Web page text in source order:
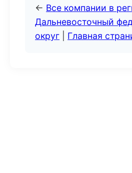
← Все компании в
Дальневосточный
округ
Главная